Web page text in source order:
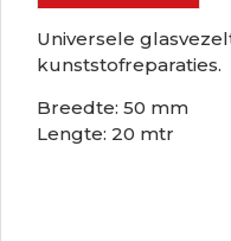
Universele
kunststofreparaties.
Breedte: 50 mm
Lengte: 20 mtr